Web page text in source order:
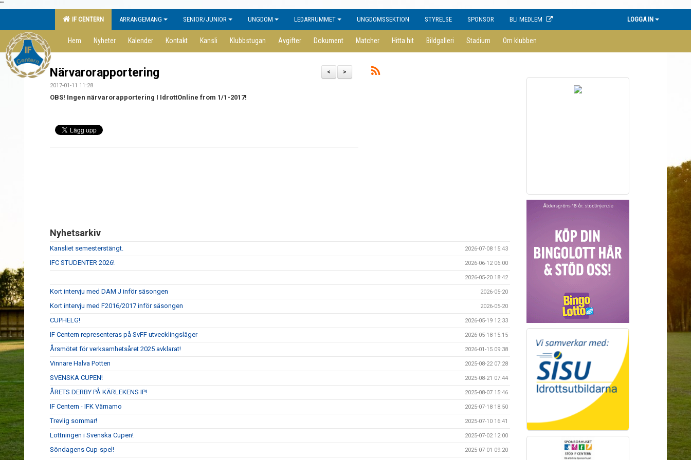
""
IF CENTERN
ARRANGEMANG SENIOR/JUNIOR UNGDOM LEDARRUMMET UNGDOMSSEKTION STYRELSE SPONSOR BLI MEDLEM LOGGA IN
Hem Nyheter Kalender Kontakt Kansli Klubbstugan Avgifter Dokument Matcher Hitta hit Bildgalleri Stadium Om klubben
>
<
Närvarorapportering
2017-01-11 11:28
OBS! Ingen närvarorapportering I IdrottOnline from 1/1-2017!
Nyhetsarkiv
Kansliet semesterstängt. 2026-07-08 15:43
IFC STUDENTER 2026! 2026-06-12 06:00
2026-05-20 18:42
Kort intervju med DAM J inför säsongen 2026-05-20
Kort intervju med F2016/2017 inför säsongen 2026-05-20
CUPHELG! 2026-05-19 12:33
IF Centern representeras på SvFF utvecklingsläger 2026-05-18 15:15
Årsmötet för verksamhetsåret 2025 avklarat! 2026-01-15 09:38
Vinnare Halva Potten 2025-08-22 07:28
SVENSKA CUPEN! 2025-08-21 07:44
ÅRETS DERBY PÅ KÄRLEKENS IP! 2025-08-07 15:46
IF Centern - IFK Värnamo 2025-07-18 18:50
Trevlig sommar! 2025-07-10 16:41
Lottningen i Svenska Cupen! 2025-07-02 12:00
Söndagens Cup-spel! 2025-07-01 09:20